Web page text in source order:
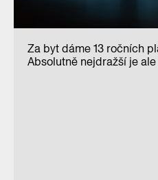
Za byt dáme 13 ročních
Absolutně nejdražší je